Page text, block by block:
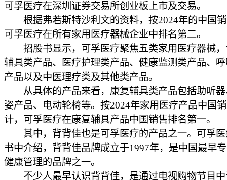
可孚医疗在深圳证券交易所创业板上市及交易。
根据弗若斯特沙利文的资料，按2024年的中国
可孚医疗在所有家用医疗器械企业中排名第二。
招股书显示，可孚医疗聚焦五类家用医疗器械，
辅具类产品、医疗护理类产品、健康监测类产品、
产品以及中医理疗类及其他类产品。
从具体的产品来看，康复辅具类产品包括助听器
姿产品、电动轮椅等。按2024年家用医疗产品中国
计，可孚医疗在康复辅具产品中国销售排名第一。
其中，背背佳也是可孚医疗的产品之一。可孚医
书中介绍，背背佳品牌成立于1997年，是中国最早
健康管理的品牌之一。
不少人最早认识背背佳，是通过电视购物节目中